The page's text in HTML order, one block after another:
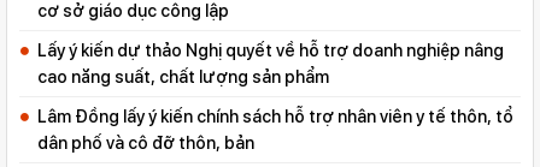
cơ sở giáo dục công lập
Lấy ý kiến dự thảo Nghị quyết về hỗ trợ doanh nghiệp nâng
cao năng suất, chất lượng sản phẩm
Lâm Đồng lấy ý kiến chính sách hỗ trợ nhân viên y tế thôn, tổ
dân phố và cô đỡ thôn, bản